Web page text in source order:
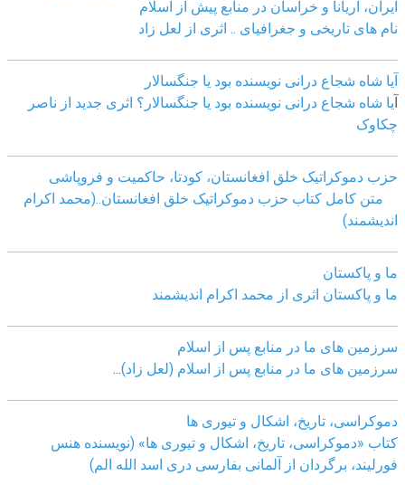
ایران، آریانا و خراسان در منابع پیش از اسلام
نام های تاریخی و جغرافیای .. اثری از لعل زاد
آیا شاه شجاع درانی نویسنده بود یا جنگسالار
آیا شاه شجاع درانی نویسنده بود یا جنگسالار؟ اثری جدید از ناصر
چکاوک
حزب دموکراتیک خلق افغانستان، کودتا، حاکمیت و فروپاشی
متن کامل کتاب حزب دموکراتیک خلق افغانستان..(محمد اکرام
اندیشمند)
ما و پاکستان
ما و پاکستان اثری از محمد اکرام اندیشمند
سرزمین های ما در منابع پس از اسلام
سرزمین های ما در منابع پس از اسلام (لعل زاد)
دموکراسی، تاريخ، اشکال و تيوری ها
کتاب «دموکراسی، تاريخ، اشکال و تيوری ها» (نويسنده هنس
فورليند، برگردان از آلمانی بفارسی دری اسد الله الم)